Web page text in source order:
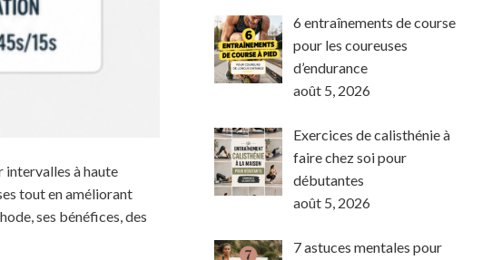
intervalles à haute
tout en améliorant
ses bénéfices, des
6 entraînements de course
pour les coureuses
d’endurance
août 5, 2026
Exercices de calisthénie à
faire chez soi pour
débutantes
août 5, 2026
7 astuces mentales pour